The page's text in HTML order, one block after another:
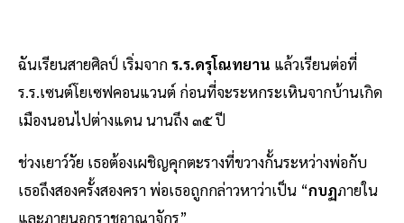
ฉันเรียนสายศิลป์ เริ่มจากร.ร.ดรุโณทยาน แล้วเรียนต่อที่
ร.ร.เซนต์โยเซฟคอนแวนต์ ก่อนที่จะระหกระเหินจากบ้านเกิด
เมืองนอนไปต่างแดน นานถึง ๓๕ ปี
ช่วงเยาว์วัย เธอต้องเผชิญคุกตะรางที่ขวางกั้นระหว่างพ่อกับ
เธอถึงสองครั้งสองครา พ่อเธอถูกกล่าวหาว่าเป็น “กบฏภายใน
และภายนอกราชอาณาจักร”